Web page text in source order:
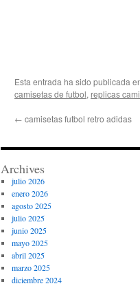
Esta entrada ha sido publicada
camisetas de futbol, replicas
← camisetas futbol retro adidas
Archives
julio 2026
enero 2026
agosto 2025
julio 2025
junio 2025
mayo 2025
abril 2025
marzo 2025
diciembre 2024